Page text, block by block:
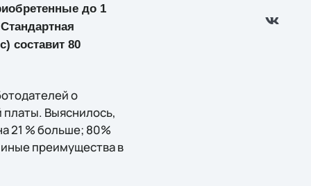
до 1
составит 80
о
Выяснилось,
21 % больше; 80%
преимущества в